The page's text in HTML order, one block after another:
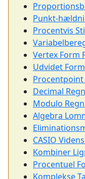
Punkt-
Procentvis
Vertex Form
Udvidet
Decimal
Modulo
Algebra
CASIO
Kombiner
Procentuel
Komplekse